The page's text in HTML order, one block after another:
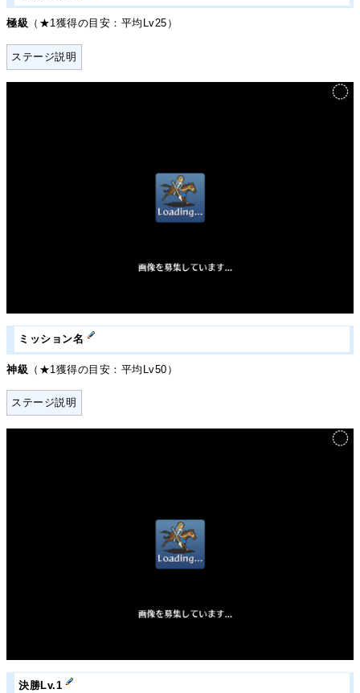
極級 （★1獲得の目安：平均Lv25）
ステージ説明
ミッション名
神級 （★1獲得の目安：平均Lv50）
ステージ説明
決勝Lv.1